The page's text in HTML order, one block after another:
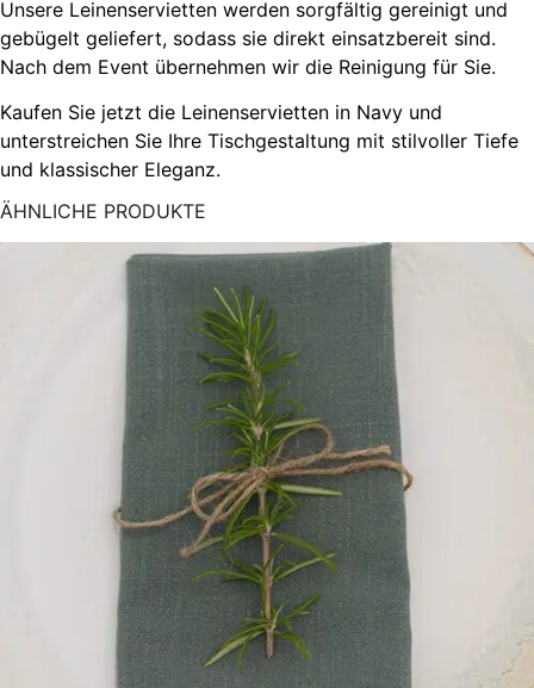
Unsere Leinenservietten werden sorgfältig gereinigt und
gebügelt geliefert, sodass sie direkt einsatzbereit sind.
Nach dem Event übernehmen wir die Reinigung für Sie.
Kaufen Sie jetzt die Leinenservietten in Navy und
unterstreichen Sie Ihre Tischgestaltung mit stilvoller Tiefe
und klassischer Eleganz.
ÄHNLICHE PRODUKTE